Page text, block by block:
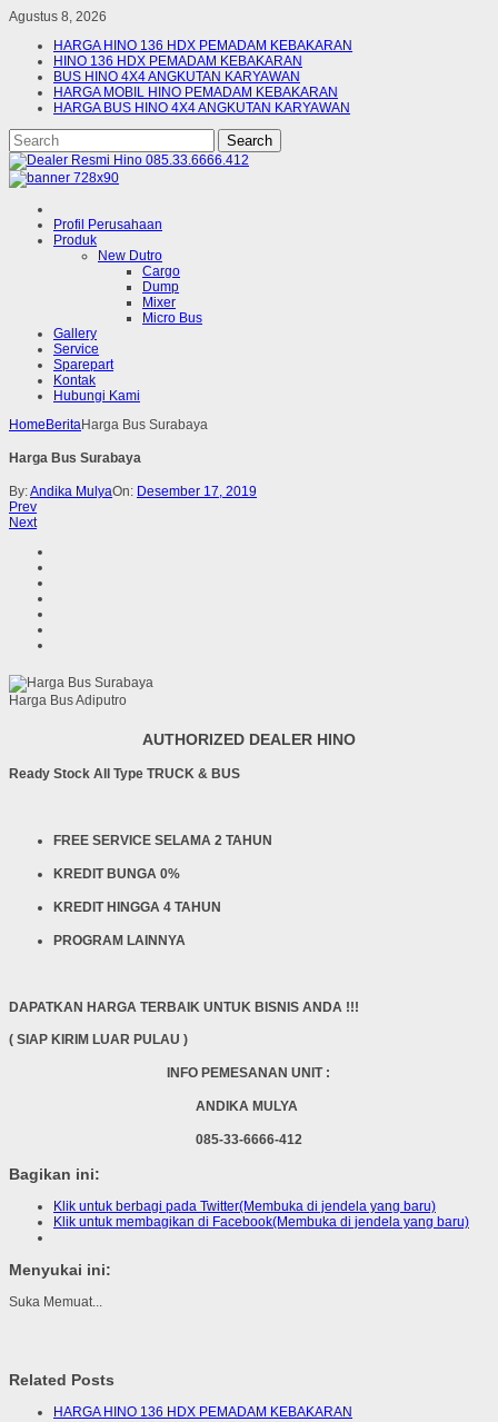
Agustus 8, 2026
HARGA HINO 136 HDX PEMADAM KEBAKARAN
HINO 136 HDX PEMADAM KEBAKARAN
BUS HINO 4X4 ANGKUTAN KARYAWAN
HARGA MOBIL HINO PEMADAM KEBAKARAN
HARGA BUS HINO 4X4 ANGKUTAN KARYAWAN
Profil Perusahaan
Produk
New Dutro
Cargo
Dump
Mixer
Micro Bus
Gallery
Service
Sparepart
Kontak
Hubungi Kami
Home BeritaHarga Bus Surabaya
Harga Bus Surabaya
By:Andika MulyaOn: Desember 17, 2019
Prev
Next
Harga Bus Adiputro
AUTHORIZED DEALER HINO
Ready Stock All Type TRUCK & BUS
FREE SERVICE SELAMA 2 TAHUN
KREDIT BUNGA 0%
KREDIT HINGGA 4 TAHUN
PROGRAM LAINNYA
DAPATKAN HARGA TERBAIK UNTUK BISNIS ANDA !!!
( SIAP KIRIM LUAR PULAU )
INFO PEMESANAN UNIT :
ANDIKA MULYA
085-33-6666-412
Bagikan ini:
Klik untuk berbagi pada Twitter(Membuka di jendela yang baru)
Klik untuk membagikan di Facebook(Membuka di jendela yang baru)
Menyukai ini:
Suka Memuat...
Related Posts
HARGA HINO 136 HDX PEMADAM KEBAKARAN